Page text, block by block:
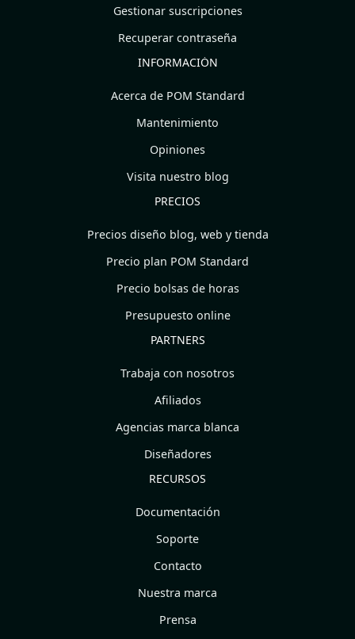
Gestionar suscripciones
Recuperar contraseña
INFORMACIÓN
Acerca de POM Standard
Mantenimiento
Opiniones
Visita nuestro blog
PRECIOS
Precios diseño blog, web y tienda
Precio plan POM Standard
Precio bolsas de horas
Presupuesto online
PARTNERS
Trabaja con nosotros
Afiliados
Agencias marca blanca
Diseñadores
RECURSOS
Documentación
Soporte
Contacto
Nuestra marca
Prensa